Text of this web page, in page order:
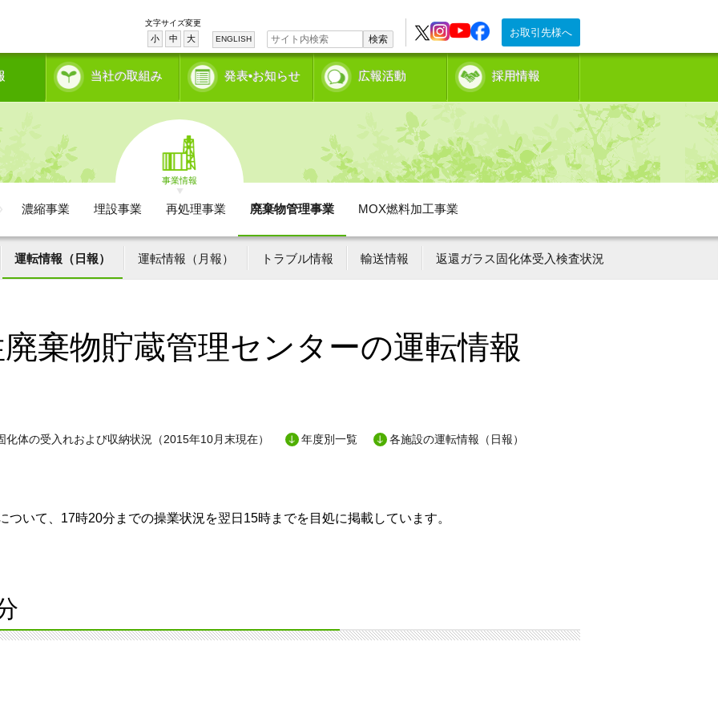
お取引先様へ
検索
文字サイズ変更
小 中 大 ENGLISH
当社の取組み 発表•お知らせ 広報活動 採用情報
事業情報
濃縮事業 埋設事業 再処理事業 廃棄物管理事業 MOX燃料加工事業
運転情報（日報） 運転情報（月報） トラブル情報 輸送情報 返還ガラス固化体受入検査状況
棄物貯蔵管理センターの運転情報
化体の受入れおよび収納状況（2015年10月末現在） 年度別一覧 各施設の運転情報（日報）
いて、17時20分までの操業状況を翌日15時までを目処に掲載しています。